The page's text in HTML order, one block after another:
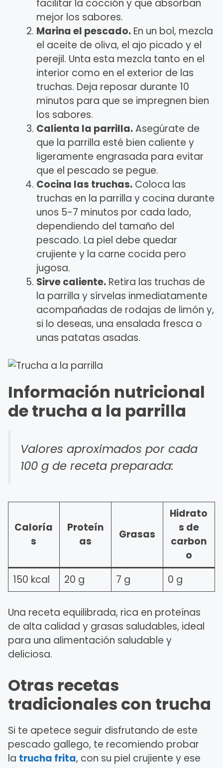
facilitar la cocción y que absorban
mejor los sabores.
Marina el pescado.En un bol, mezcla
el aceite de oliva, el ajo picado y el
perejil. Unta esta mezcla tanto en el
interior como en el exterior de las
truchas. Deja reposar durante 10
minutos para que se impregnen bien
los sabores.
Calienta la parrilla.Asegúrate de
que la parrilla esté bien caliente y
ligeramente engrasada para evitar
que el pescado se pegue.
Cocina las truchas.Coloca las
truchas en la parrilla y cocina durante
unos 5-7 minutos por cada lado,
dependiendo del tamaño del
pescado. La piel debe quedar
crujiente y la carne cocida pero
jugosa.
Sirve caliente.Retira las truchas de
la parrilla y sírvelas inmediatamente
acompañadas de rodajas de limón y,
si lo deseas, una ensalada fresca o
unas patatas asadas.
Información nutricional
de trucha a la parrilla
Valores aproximados por cada
100 g de receta preparada:
Caloría
s
Proteín
as
Grasas
Hidrato
s de
carbon
o
150 kcal
20 g 7 g 0 g
Una receta equilibrada, rica en proteínas
de alta calidad y grasas saludables, ideal
para una alimentación saludable y
deliciosa.
Otras recetas
tradicionales con trucha
Si te apetece seguir disfrutando de este
pescado gallego, te recomiendo probar
la trucha frita, con su piel crujiente y ese